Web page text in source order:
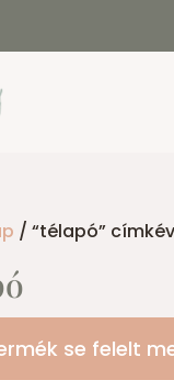
/ “télapó”
se felelt